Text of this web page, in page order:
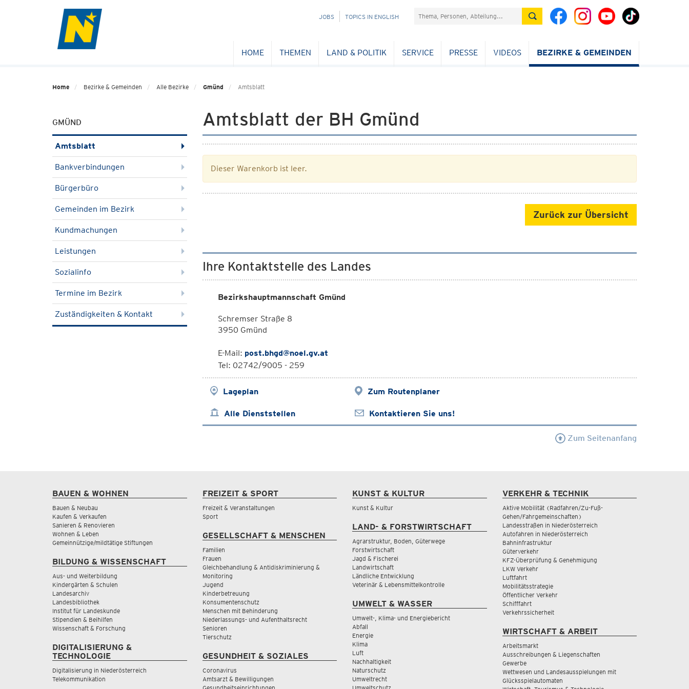
NAVIGATION
JOBS TOPICS IN ENGLISH Suchefeld
HOME THEMEN LAND & POLITIK SERVICE PRESSE VIDEOS BEZIRKE & GEMEINDEN
Home Bezirke & Gemeinden Alle Bezirke Gmünd Amtsblatt
GMÜND
Amtsblatt
Bankverbindungen
Bürgerbüro
Gemeinden im Bezirk
Kundmachungen
Leistungen
Sozialinfo
Termine im Bezirk
Zuständigkeiten & Kontakt
Amtsblatt der BH Gmünd
Dieser Warenkorb ist leer.
Zurück zur Übersicht
Ihre Kontaktstelle des Landes
Bezirkshauptmannschaft Gmünd
Schremser Straße 8
3950 Gmünd
E-Mail: post.bhgd@noel.gv.at
Tel: 02742/9005 - 259
Lageplan Zum Routenplaner
Alle Dienststellen Kontaktieren Sie uns!
Zum Seitenanfang
BAUEN & WOHNEN
Bauen & Neubau
Kaufen & Verkaufen
Sanieren & Renovieren
Wohnen & Leben
Gemeinnützige/mildtätige Stiftungen
BILDUNG & WISSENSCHAFT
Aus- und Weiterbildung
Kindergärten & Schulen
Landesarchiv
Landesbibliothek
Institut für Landeskunde
Stipendien & Beihilfen
Wissenschaft & Forschung
DIGITALISIERUNG &
TECHNOLOGIE
Digitalisierung in Niederösterreich
Telekommunikation
FREIZEIT & SPORT
Freizeit & Veranstaltungen
Sport
GESELLSCHAFT & MENSCHEN
Familien
Frauen
Gleichbehandlung & Antidiskriminierung &
Monitoring
Jugend
Kinderbetreuung
Konsumentenschutz
Menschen mit Behinderung
Niederlassungs- und Aufenthaltsrecht
Senioren
Tierschutz
GESUNDHEIT & SOZIALES
Coronavirus
Amtsarzt & Bewilligungen
KUNST & KULTUR
Kunst & Kultur
LAND- & FORSTWIRTSCHAFT
Agrarstruktur, Boden, Güterwege
Forstwirtschaft
Jagd & Fischerei
Landwirtschaft
Ländliche Entwicklung
Veterinär & Lebensmittelkontrolle
UMWELT & WASSER
Umwelt-, Klima- und Energiebericht
Abfall
Energie
Klima
Luft
Nachhaltigkeit
Naturschutz
Umweltrecht
VERKEHR & TECHNIK
Aktive Mobilität (Radfahren/Zu-Fuß-
Gehen/Fahrgemeinschaften)
Landesstraßen in Niederösterreich
Autofahren in Niederösterreich
Bahninfrastruktur
Güterverkehr
KFZ-Überprüfung & Genehmigung
LKW Verkehr
Luftfahrt
Mobilitätsstrategie
Öffentlicher Verkehr
Schifffahrt
Verkehrssicherheit
WIRTSCHAFT & ARBEIT
Arbeitsmarkt
Ausschreibungen & Liegenschaften
Gewerbe
Wettwesen und Landesausspielungen mit
Glücksspielautomaten